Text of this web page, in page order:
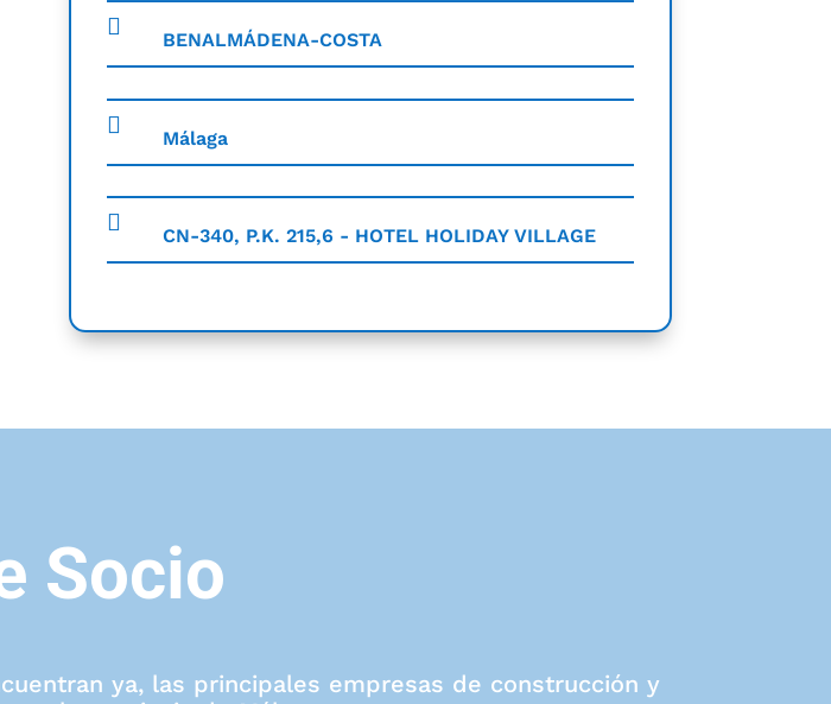
BENALMÁDENA-COSTA
Málaga
CN-340, P.K. 215,6 - HOTEL HOLIDAY VILLAGE
Socio
ya, las principales empresas de construcción y